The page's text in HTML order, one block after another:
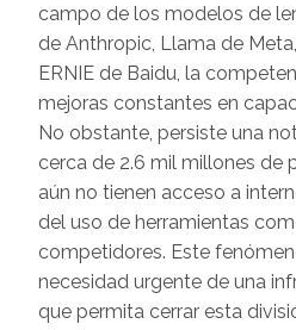
campo de los modelos de
de Anthropic, Llama de
ERNIE de Baidu, la
mejoras constantes en
No obstante, persiste una
cerca de 2.6 mil millones de
aún no tienen acceso a
del uso de herramientas
competidores. Este
necesidad urgente de una
que permita cerrar esta